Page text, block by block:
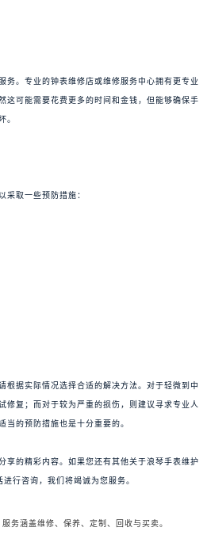
务。专业的钟表维修店或维修服务中心拥有更专业
这可能需要花费更多的时间和金钱，但能够确保手
。
采取一些预防措施：
根据实际情况选择合适的解决方法。对于轻微到中
修复；而对于较为严重的损伤，则建议寻求专业人
当的预防措施也是十分重要的。
享的精彩内容。如果您还有其他关于浪琴手表维护
行咨询，我们将竭诚为您服务。